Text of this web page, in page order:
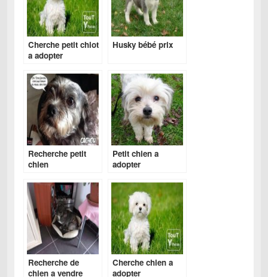
Cherche petit chiot
a adopter
Husky bébé prix
Recherche petit
chien
Petit chien a
adopter
Recherche de
chien a vendre
Cherche chien a
adopter